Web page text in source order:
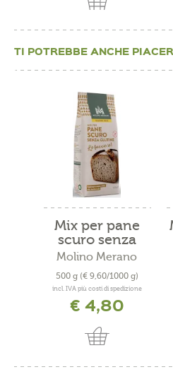
TI POTREBBE ANCHE
Mix per pane
scuro senza
glutine
Molino Merano
500 g (€ 9,60/1000 g)
incl. IVA più costi di spedizione
€ 4,80